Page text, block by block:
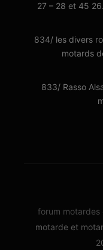
27 – 28 et 45
834/ les divers
motards
833/ Rasso
forum
motarde et